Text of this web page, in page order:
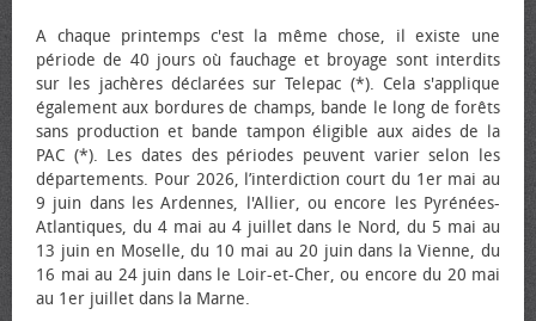
A chaque printemps c'est la même chose, il existe une
période de 40 jours où fauchage et broyage sont interdits
sur les jachères déclarées sur Telepac (*). Cela s'applique
également aux bordures de champs, bande le long de forêts
sans production et bande tampon éligible aux aides de la
PAC (*). Les dates des périodes peuvent varier selon les
départements. Pour 2026, l’interdiction court du 1er mai au
9 juin dans les Ardennes, l'Allier, ou encore les Pyrénées-
Atlantiques, du 4 mai au 4 juillet dans le Nord, du 5 mai au
13 juin en Moselle, du 10 mai au 20 juin dans la Vienne, du
16 mai au 24 juin dans le Loir-et-Cher, ou encore du 20 mai
au 1er juillet dans la Marne.